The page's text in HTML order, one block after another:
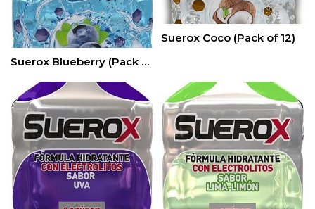
Suerox Blueberry (Pack of 12)
Suerox Coco (Pack of 12)